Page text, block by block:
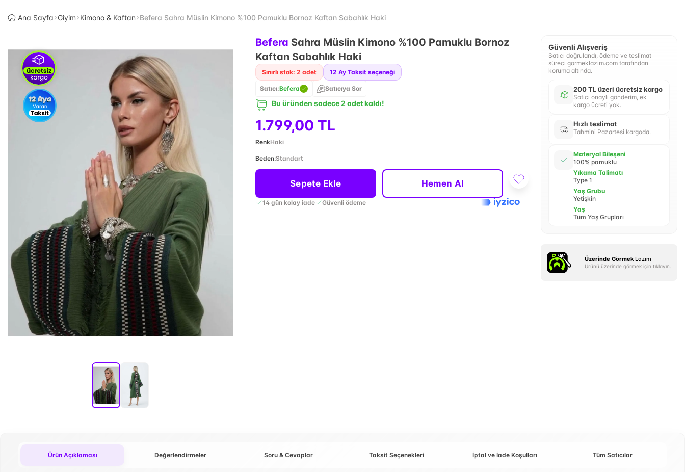
Ana Sayfa Giyim Kimono & Kaftan Befera Sahra Müslin Kimono %100 Pamuklu Bornoz Kaftan Sabahlık Haki
Befera Sahra Müslin Kimono %100 Pamuklu Bornoz
Kaftan Sabahlık Haki
Sınırlı stok: 2 adet 12 Ay Taksit seçeneği
Satıcı:Befera Satıcıya Sor
Bu üründen sadece 2 adet kaldı!
1.799,00 TL
RenkHaki
Beden:Standart
Sepete Ekle Hemen Al
14 gün kolay iade Güvenli ödeme
Güvenli Alışveriş
Satıcı doğrulandı, ödeme ve teslimat
süreci gormeklazim.com tarafından
koruma altında.
200 TL üzeri ücretsiz kargo
Satıcı onaylı gönderim, ek
kargo ücreti yok.
Hızlı teslimat
Tahmini Pazartesi kargoda.
Materyal Bileşeni
100% pamuklu
Yıkama Talimatı
Type 1
Yaş Grubu
Yetişkin
Yaş
Tüm Yaş Grupları
Üzerinde Görmek Lazım
Ürünü üzerinde görmek için tıklayın.
Ürün Açıklaması Değerlendirmeler Soru & Cevaplar Taksit Seçenekleri İptal ve İade Koşulları Tüm Satıcılar